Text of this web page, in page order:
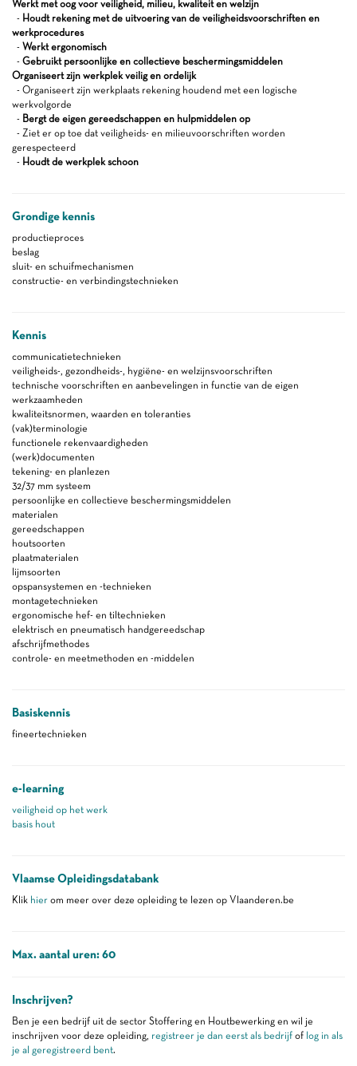
Werkt met oog voor veiligheid, milieu, kwaliteit en welzijn
- Houdt rekening met de uitvoering van de veiligheidsvoorschriften en
werkprocedures
- Werkt ergonomisch
- Gebruikt persoonlijke en collectieve beschermingsmiddelen
Organiseert zijn werkplek veilig en ordelijk
- Organiseert zijn werkplaats rekening houdend met een logische
werkvolgorde
- Bergt de eigen gereedschappen en hulpmiddelen op
- Ziet er op toe dat veiligheids- en milieuvoorschriften worden
gerespecteerd
- Houdt de werkplek schoon
Grondige kennis
productieproces
beslag
sluit- en schuifmechanismen
constructie- en verbindingstechnieken
Kennis
communicatietechnieken
veiligheids-, gezondheids-, hygiëne- en welzijnsvoorschriften
technische voorschriften en aanbevelingen in functie van de eigen
werkzaamheden
kwaliteitsnormen, waarden en toleranties
(vak)terminologie
functionele rekenvaardigheden
(werk)documenten
tekening- en planlezen
32/37 mm systeem
persoonlijke en collectieve beschermingsmiddelen
materialen
gereedschappen
houtsoorten
plaatmaterialen
lijmsoorten
opspansystemen en -technieken
montagetechnieken
ergonomische hef- en tiltechnieken
elektrisch en pneumatisch handgereedschap
afschrijfmethodes
controle- en meetmethoden en -middelen
Basiskennis
fineertechnieken
e-learning
veiligheid op het werk
basis hout
Vlaamse Opleidingsdatabank
Klik hier om meer over deze opleiding te lezen op Vlaanderen.be
Max. aantal uren: 60
Inschrijven?
Ben je een bedrijf uit de sector Stoffering en Houtbewerking en wil je
inschrijven voor deze opleiding, registreer je dan eerst als bedrijf of log in als
je al geregistreerd bent.